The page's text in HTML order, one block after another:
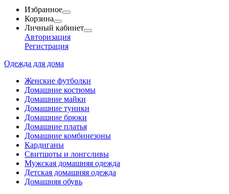
Избранное
Корзина
Личный кабинет
Авторизация
Регистрация
Одежда для дома
Женские футболки
Домашние костюмы
Домашние майки
Домашние туники
Домашние брюки
Домашние платья
Домашние комбинезоны
Кардиганы
Свитшоты и лонгсливы
Мужская домашняя одежда
Детская домашняя одежда
Домашняя обувь